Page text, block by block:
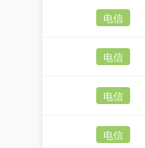
电信
电信
电信
电信